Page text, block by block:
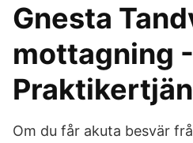
Gnesta
mottagning -
Om du får akuta besvär